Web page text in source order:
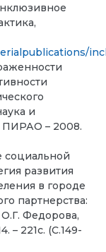
и
ПИРАО – 2008.
развития
в городе
партнерства:
Федорова,
– 221с. (С.149-